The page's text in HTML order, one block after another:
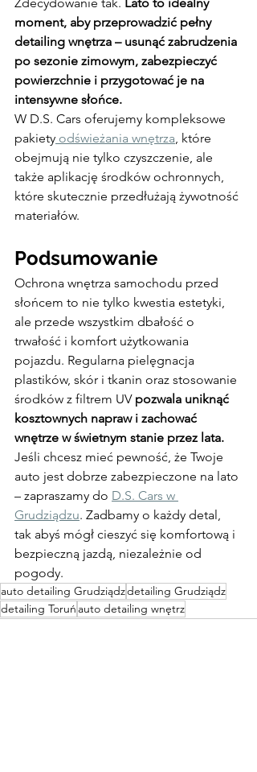
moment, aby przeprowadzić pełny
detailing wnętrza – usunąć zabrudzenia
po sezonie zimowym, zabezpieczyć
powierzchnie i przygotować je na
intensywne słońce.
W D.S. Cars oferujemy kompleksowe
pakiety odświeżania wnętrza , które
obejmują nie tylko czyszczenie, ale
także aplikację środków ochronnych,
które skutecznie przedłużają żywotność
materiałów.
Podsumowanie
Ochrona wnętrza samochodu przed
słońcem to nie tylko kwestia estetyki,
ale przede wszystkim dbałość o
trwałość i komfort użytkowania
pojazdu. Regularna pielęgnacja
plastików, skór i tkanin oraz stosowanie
środków z filtrem UV pozwala uniknąć
kosztownych napraw i zachować
wnętrze w świetnym stanie przez lata.
Jeśli chcesz mieć pewność, że Twoje
auto jest dobrze zabezpieczone na lato
– zapraszamy do D.S. Cars w
Grudziądzu. Zadbamy o każdy detal,
tak abyś mógł cieszyć się komfortową i
bezpieczną jazdą, niezależnie od
pogody.
auto detailing Grudziądzdetailing Grudziądz
detailing Toruń auto detailing wnętrz